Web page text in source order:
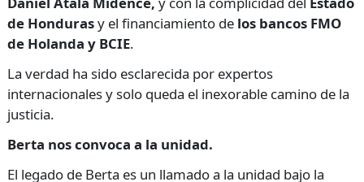
de Hondurasy el financiamiento de los bancos FMO
de Holanda y BCIE.
La verdad ha sido esclarecida por expertos
internacionales y solo queda el inexorable camino de la
justicia.
Berta nos convoca a la unidad.
El legado de Berta es un llamado a la unidad bajo la